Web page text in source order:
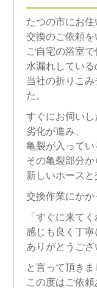
たつの市にお住
交換のご依頼を
ご自宅の浴室
水漏れしてい
当社の折りこ
た。
すぐにお伺い
劣化が進み、
亀裂が入ってい
その亀裂部分か
新しいホースと
交換作業にかか
「すぐに来て
感じも良く丁寧
ありがとうござ
と言って頂きま
この度はご依頼